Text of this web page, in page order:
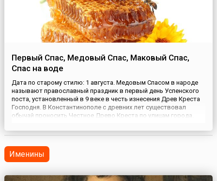
Первый Спас, Медовый Спас, Маковый Спас,
Спас на воде
Дата по старому стилю: 1 августа. Медовым Спасом в народе
называют православный праздник в первый день Успенского
поста, установленный в 9 веке в честь изнесения Древ Креста
Господня. В Константинополе с древних лет существовал
обычай проносить Честное Древо Креста по улицам города.
дня Успения Пресвятой Богородицы Древо Креста было дост...
Именины